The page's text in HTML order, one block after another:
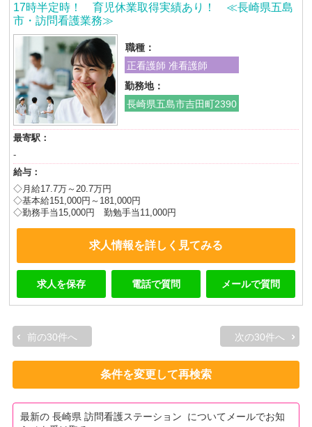
17時半定時！ 育児休業取得実績あり！ ≪長崎県五島
市・訪問看護業務≫
職種：
正看護師 准看護師
勤務地：
長崎県五島市吉田町2390
最寄駅：
-
給与：
◇月給17.7万～20.7万円
◇基本給151,000円～181,000円
◇勤務手当15,000円 勤勉手当11,000円
求人情報を詳しく見てみる
求人を保存 電話で質問 メールで質問
前の30件へ 次の30件へ
条件を変更して再検索
最新の 長崎県 訪問看護ステーション についてメールでお知